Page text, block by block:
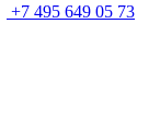
+7 495 649 05 73